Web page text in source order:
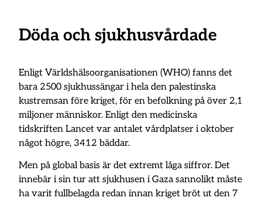
Döda och sjukhusvårdade
Enligt Världshälsoorganisationen (WHO) fanns det
bara 2500 sjukhussängar i hela den palestinska
kustremsan före kriget, för en befolkning på över 2,1
miljoner människor. Enligt den medicinska
tidskriften Lancet var antalet vårdplatser i oktober
något högre, 3412 bäddar.
Men på global basis är det extremt låga siffror. Det
innebär i sin tur att sjukhusen i Gaza sannolikt måste
ha varit fullbelagda redan innan kriget bröt ut den 7